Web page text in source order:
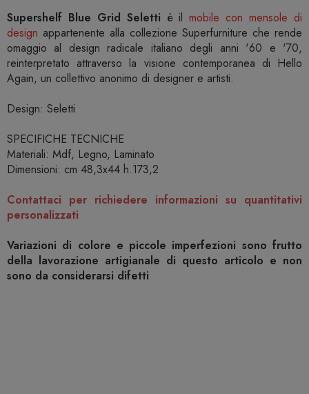
Supershelf Blue Grid Seletti è ilmobile con mensole di
design appartenente alla collezione Superfurniture che rende
omaggio al design radicale italiano degli anni '60 e '70,
reinterpretato attraverso la visione contemporanea di Hello
Again, un collettivo anonimo di designer e artisti.
Design: Seletti
SPECIFICHE TECNICHE
Materiali: Mdf, Legno, Laminato
Dimensioni: cm 48,3x44 h.173,2
Contattaci per richiedere informazioni su quantitativi
personalizzati
Variazioni di colore e piccole imperfezioni sono frutto
della lavorazione artigianale di questo articolo e non
sono da considerarsi difetti